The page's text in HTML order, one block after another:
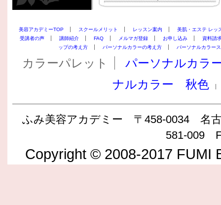
美容アカデミーTOP スクールメリット レッスン案内
美肌・エステ レッ
受講者の声
講師紹介 FAQ メルマガ登録 お申し込み
資料請
ップの考え方
パーソナルカラーの考え方 パーソナルカラー
カラーパレット
パーソナルカラ
ナルカラー 秋色
ふみ美容アカデミー 〒458-0034 名
581-009
Copyright © 2008-2017 FUMI